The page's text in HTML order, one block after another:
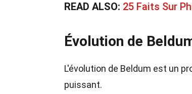
READ ALSO: 25 Faits Sur
Évolution de
L'évolution de Beldum est un
puissant.